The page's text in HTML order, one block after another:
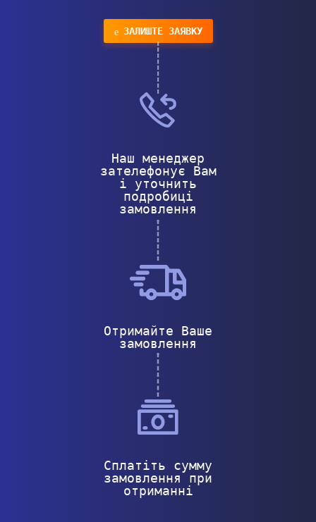
ЗАЛИШТЕ ЗАЯВКУ
Наш менеджер
зателефонує Вам
і уточнить
подробиці
замовлення
Отримайте Ваше
замовлення
Сплатіть сумму
замовлення при
отриманні